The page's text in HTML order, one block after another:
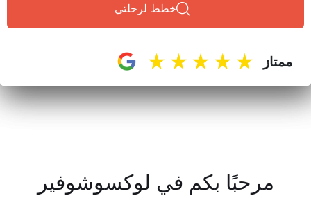
خطط لرحلتي
ممتاز
مرحبًا بكم في لوكسوشوفير